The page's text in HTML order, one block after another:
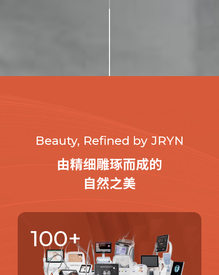
Beauty, Refined by JRYN
由精细雕琢而成的
自然之美
100+